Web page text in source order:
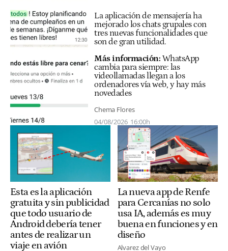
La aplicación de mensajería ha
mejorado los chats grupales con
tres nuevas funcionalidades que
son de gran utilidad.
Más información: WhatsApp
cambia para siempre: las
videollamadas llegan a los
ordenadores vía web, y hay más
novedades
Chema Flores
04/08/2026 16:00h
Esta es la aplicación
gratuita y sin publicidad
que todo usuario de
Android debería tener
antes de realizar un
viaje en avión
La nueva app de Renfe
para Cercanías no solo
usa IA, además es muy
buena en funciones y en
diseño
Alvarez del Vayo